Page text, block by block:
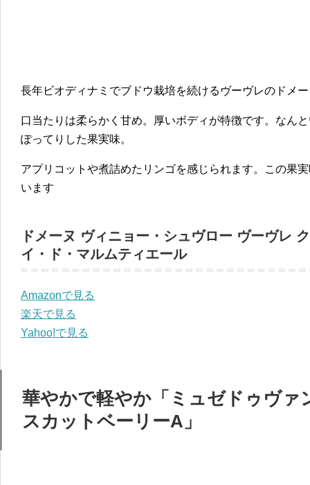
長年ビオディナミでブドウ栽培を続けるヴーヴレのドメ
口当たりは柔らかく甘め。厚いボディが特徴です。なん
ぽってりした果実味。
アプリコットや煮詰めたリンゴを感じられます。この果
います
ドメーヌ ヴィニョー・シュヴロー ヴーヴレ
イ・ド・マルムティエール
Amazonで見る
楽天で見る
Yahoo!で見る
華やかで軽やか「ミュゼドゥヴ
スカットベーリーA」